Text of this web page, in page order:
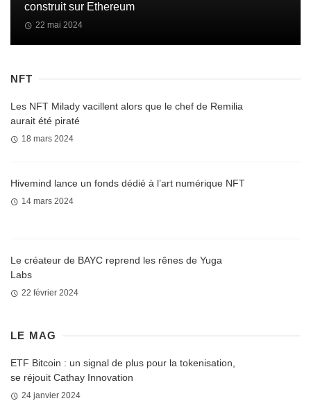
construit sur Ethereum
22 mai 2024
NFT
Les NFT Milady vacillent alors que le chef de Remilia
aurait été piraté
18 mars 2024
Hivemind lance un fonds dédié à l’art numérique NFT
14 mars 2024
Le créateur de BAYC reprend les rênes de Yuga
Labs
22 février 2024
LE MAG
ETF Bitcoin : un signal de plus pour la tokenisation,
se réjouit Cathay Innovation
24 janvier 2024